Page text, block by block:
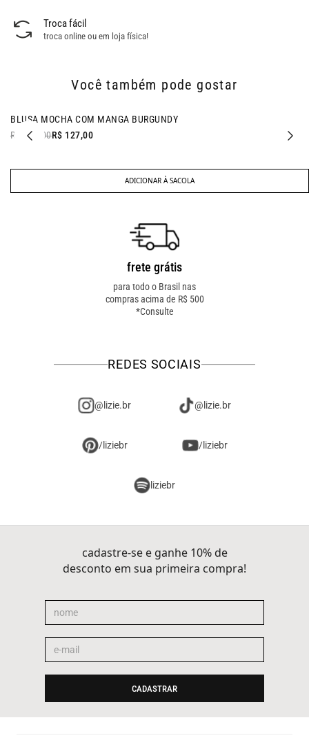
Troca fácil
troca online ou em loja física!
Você também pode gostar
- 24% OFF
BLUSA MOCHA COM MANGA BURGUNDY
R$ 168,00R$ 127,00
ADICIONAR À SACOLA
frete grátis
para todo o Brasil nas
compras acima de R$ 500
*Consulte
REDES SOCIAIS
@lizie.br @lizie.br
/liziebr /liziebr
liziebr
cadastre-se e ganhe 10% de
desconto em sua primeira compra!
CADASTRAR